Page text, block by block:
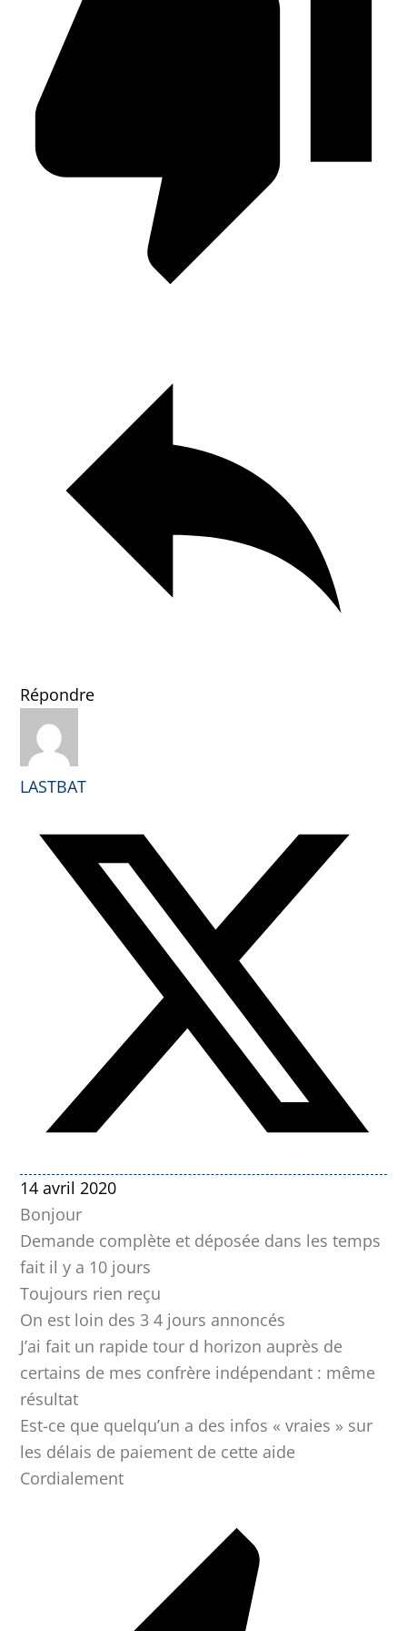
Répondre
LASTBAT
14 avril 2020
Bonjour
Demande complète et déposée dans les temps
fait il y a 10 jours
Toujours rien reçu
On est loin des 3 4 jours annoncés
J’ai fait un rapide tour d horizon auprès de
certains de mes confrère indépendant : même
résultat
Est-ce que quelqu’un a des infos « vraies » sur
les délais de paiement de cette aide
Cordialement